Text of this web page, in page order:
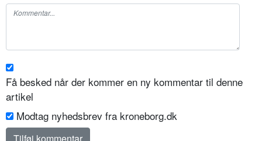
Få besked når der kommer en ny kommentar til denne
artikel
Modtag nyhedsbrev fra kroneborg.dk